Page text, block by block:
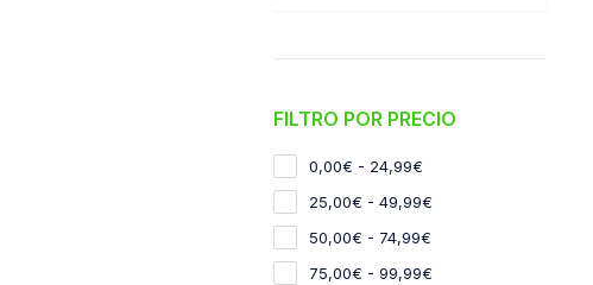
FILTRO POR PRECIO
0,00€ - 24,99€
25,00€ - 49,99€
50,00€ - 74,99€
75,00€ - 99,99€